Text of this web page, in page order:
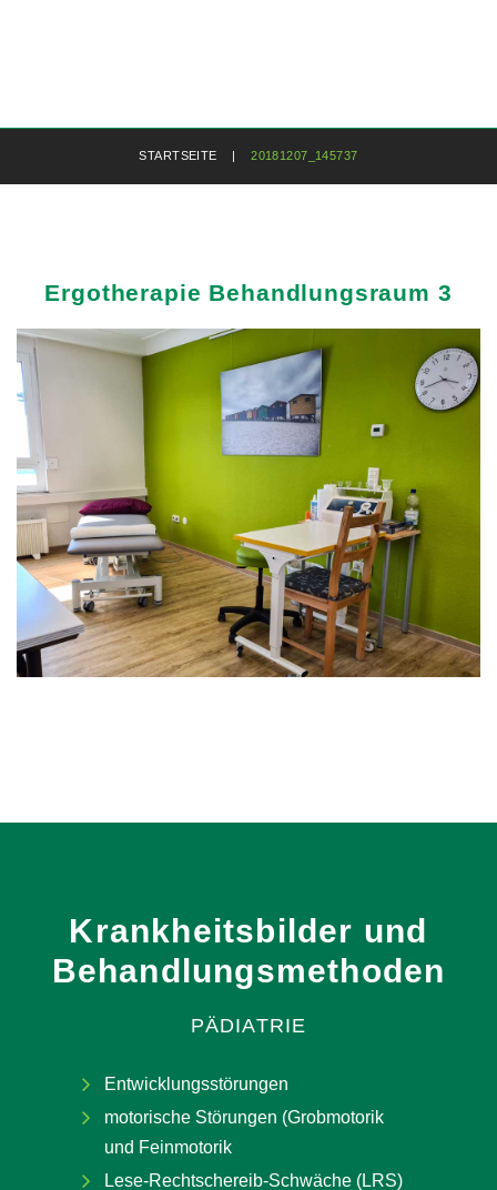
STARTSEITE | 20181207_145737
Ergotherapie Behandlungsraum 3
Krankheitsbilder und
Behandlungsmethoden
PÄDIATRIE
Entwicklungsstörungen
motorische Störungen (Grobmotorik
und Feinmotorik
Lese-Rechtschereib-Schwäche (LRS)